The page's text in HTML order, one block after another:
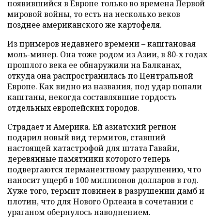
появившийся в Европе только во времена Первой
мировой войны, то есть на несколько веков
позднее американского же картофеля.
Из примеров недавнего времени – каштановая
моль-минер. Она тоже родом из Азии, в 80-х годах
прошлого века ее обнаружили на Балканах,
откуда она распространилась по Центральной
Европе. Как видно из названия, под удар попали
каштаны, некогда составлявшие гордость
отдельных европейских городов.
Страдает и Америка. Ей азиатский регион
подарил новый вид термитов, ставший
настоящей катастрофой для штата Гавайи,
деревянные памятники которого теперь
подвергаются перманентному разрушению, что
наносит ущерб в 100 миллионов долларов в год.
Хуже того, термит повинен в разрушении дамб и
плотин, что для Нового Орлеана в сочетании с
ураганом обернулось наводнением.